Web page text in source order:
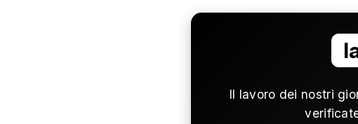
Il lavoro dei nostri